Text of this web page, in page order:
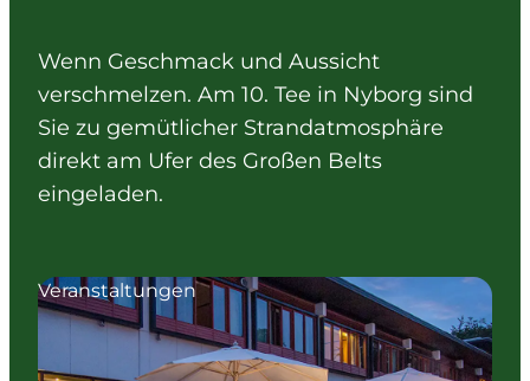
Wenn Geschmack und Aussicht
verschmelzen. Am 10. Tee in Nyborg sind
Sie zu gemütlicher Strandatmosphäre
direkt am Ufer des Großen Belts
eingeladen.
Veranstaltungen